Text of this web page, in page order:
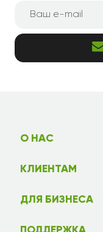
О НАС
КЛИЕНТАМ
ДЛЯ БИЗНЕСА